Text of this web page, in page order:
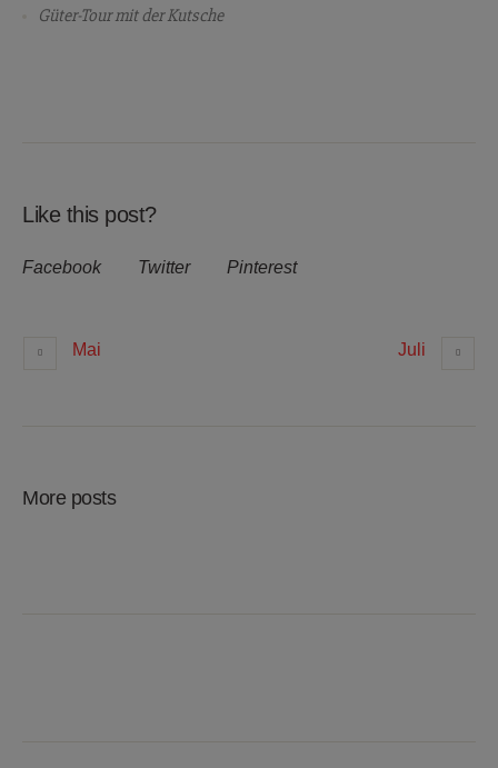
Güter-Tour mit der Kutsche
Like this post?
Facebook Twitter Pinterest
Mai Juli
More posts